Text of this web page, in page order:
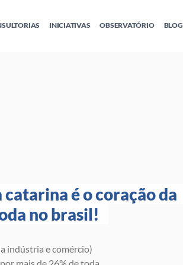
INICIATIVAS OBSERVATÓRIO BLOG
catarina é o coração da
no brasil!
indústria e comércio)